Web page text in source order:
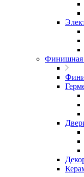
Финишная